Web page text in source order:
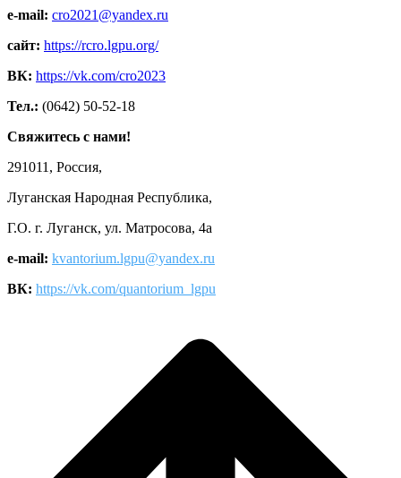
e-mail: cro2021@yandex.ru
сайт: https://rcro.lgpu.org/
ВК: https://vk.com/cro2023
Тел.: (0642) 50-52-18
Свяжитесь с нами!
291011, Россия,
Луганская Народная Республика,
Г.О. г. Луганск, ул. Матросова, 4а
e-mail: kvantorium.lgpu@yandex.ru
ВК: https://vk.com/quantorium_lgpu